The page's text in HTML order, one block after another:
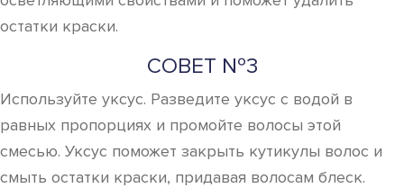
остатки краски.
СОВЕТ №3
Используйте уксус. Разведите уксус с водой в
равных пропорциях и промойте волосы этой
смесью. Уксус поможет закрыть кутикулы волос и
смыть остатки краски, придавая волосам блеск.